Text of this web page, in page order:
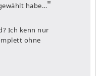
habe…
Ich kenn nur
ohne